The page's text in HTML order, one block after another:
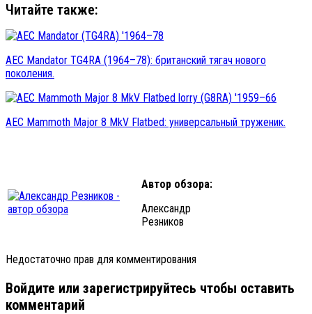
Читайте также:
AEC Mandator TG4RA (1964–78): британский тягач нового
поколения.
AEC Mammoth Major 8 MkV Flatbed: универсальный труженик.
Автор обзора:
Александр
Резников
Недостаточно прав для комментирования
Войдите или зарегистрируйтесь чтобы оставить
комментарий